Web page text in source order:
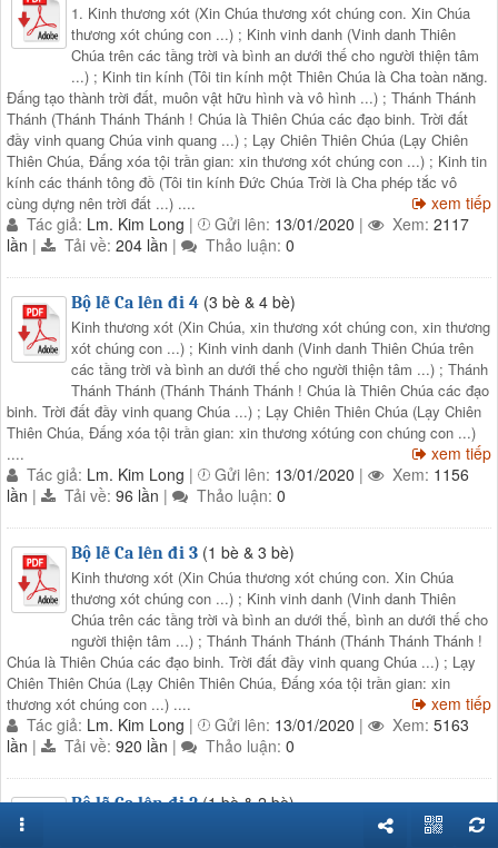
1. Kinh thương xót (Xin Chúa thương xót chúng con. Xin Chúa
thương xót chúng con ...) ; Kinh vinh danh (Vinh danh Thiên
Chúa trên các tầng trời và bình an dưới thế cho người thiện tâm
...) ; Kinh tin kính (Tôi tin kính một Thiên Chúa là Cha toàn năng.
Đấng tạo thành trời đất, muôn vật hữu hình và vô hình ...) ; Thánh Thánh
Thánh (Thánh Thánh Thánh ! Chúa là Thiên Chúa các đạo binh. Trời đất
đầy vinh quang Chúa vinh quang ...) ; Lạy Chiên Thiên Chúa (Lạy Chiên
Thiên Chúa, Đấng xóa tội trần gian: xin thương xót chúng con ...) ; Kinh tin
kính các thánh tông đồ (Tôi tin kính Đức Chúa Trời là Cha phép tắc vô
cùng dựng nên trời đất ...) ....
xem tiếp
Tác giả: Lm. Kim Long | Gửi lên: 13/01/2020 | Xem: 2117
lần | Tải về: 204 lần | Thảo luận: 0
Bộ lễ Ca lên đi 4 (3 bè & 4 bè)
Kinh thương xót (Xin Chúa, xin thương xót chúng con, xin thương
xót chúng con ...) ; Kinh vinh danh (Vinh danh Thiên Chúa trên
các tầng trời và bình an dưới thế cho người thiện tâm ...) ; Thánh
Thánh Thánh (Thánh Thánh Thánh ! Chúa là Thiên Chúa các đạo
binh. Trời đất đầy vinh quang Chúa ...) ; Lạy Chiên Thiên Chúa (Lạy Chiên
Thiên Chúa, Đấng xóa tội trần gian: xin thương xótúng con chúng con ...)
....
xem tiếp
Tác giả: Lm. Kim Long | Gửi lên: 13/01/2020 | Xem: 1156
lần | Tải về: 96 lần | Thảo luận: 0
Bộ lễ Ca lên đi 3 (1 bè & 3 bè)
Kinh thương xót (Xin Chúa thương xót chúng con. Xin Chúa
thương xót chúng con ...) ; Kinh vinh danh (Vinh danh Thiên
Chúa trên các tầng trời và bình an dưới thế, bình an dưới thế cho
người thiện tâm ...) ; Thánh Thánh Thánh (Thánh Thánh Thánh !
Chúa là Thiên Chúa các đạo binh. Trời đất đầy vinh quang Chúa ...) ; Lạy
Chiên Thiên Chúa (Lạy Chiên Thiên Chúa, Đấng xóa tội trần gian: xin
thương xót chúng con ...) ....
xem tiếp
Tác giả: Lm. Kim Long | Gửi lên: 13/01/2020 | Xem: 5163
lần | Tải về: 920 lần | Thảo luận: 0
Bộ lễ Ca lên đi 2 (1 bè & 2 bè)
Kinh thương xót (Xin Chúa thương xót chúng con. Xin Chúa